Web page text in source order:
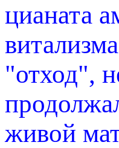
цианата
"отход",
живой